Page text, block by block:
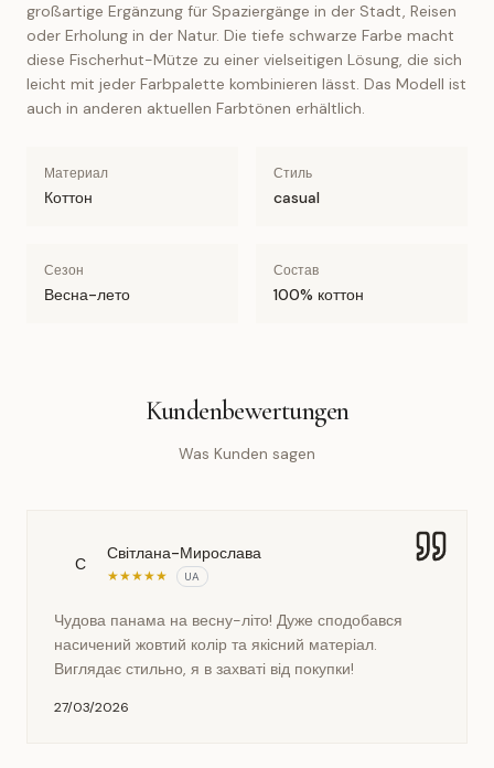
großartige Ergänzung für Spaziergänge in der Stadt, Reisen
oder Erholung in der Natur. Die tiefe schwarze Farbe macht
diese Fischerhut-Mütze zu einer vielseitigen Lösung, die sich
leicht mit jeder Farbpalette kombinieren lässt. Das Modell ist
auch in anderen aktuellen Farbtönen erhältlich.
Материал
Коттон
Стиль
casual
Сезон
Весна-лето
Состав
100% коттон
Kundenbewertungen
Was Kunden sagen
С
Світлана-Мирослава
★★★★★ UA
Чудова панама на весну-літо! Дуже сподобався
насичений жовтий колір та якісний матеріал.
Виглядає стильно, я в захваті від покупки!
27/03/2026